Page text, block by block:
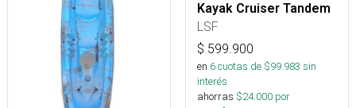
Kayak Cruiser Tandem
LSF
$ 599.900
en 6cuotas de $99.983 sin
interés
ahorras $24.000 por